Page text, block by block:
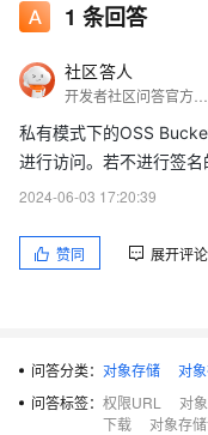
1 条回答
社区答人
私有模式下的OSS
进行访问。若不进行签名
2024-06-03 17:20:39
赞同 展开评论
问答分类： 对象存储
对
问答标签： 权限URL 对
下载
对象存